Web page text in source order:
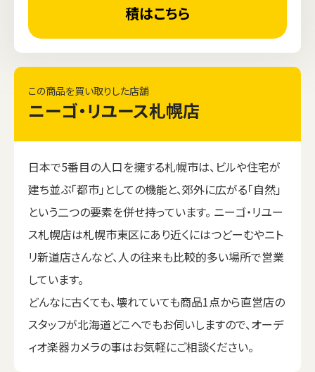
積はこちら
この商品を買い取りした店舗
ニーゴ・リユース札幌店
日本で5番目の人口を擁する札幌市は、ビルや住宅が
建ち並ぶ「都市」としての機能と、郊外に広がる「自然」
という二つの要素を併せ持っています。 ニーゴ・リユー
ス札幌店は札幌市東区にあり近くにはつどーむやニト
リ新道店さんなど、人の往来も比較的多い場所で営業
しています。
どんなに古くても、壊れていても商品1点から直営店の
スタッフが北海道どこへでもお伺いしますので、オーデ
ィオ楽器カメラの事はお気軽にご相談ください。